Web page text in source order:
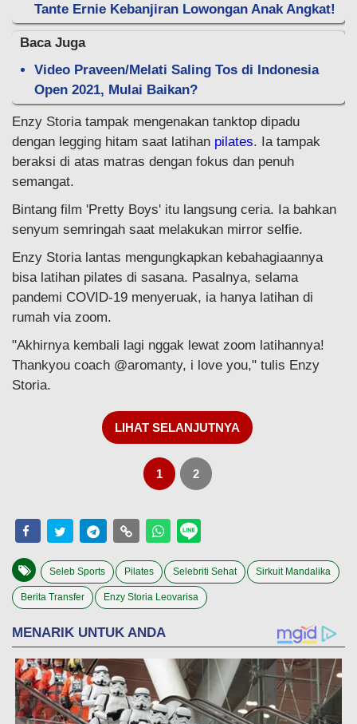
Tante Ernie Kebanjiran Lowongan Anak Angkat!
Baca Juga
Video Praveen/Melati Saling Tos di Indonesia
Open 2021, Mulai Baikan?
Enzy Storia tampak mengenakan tanktop dipadu
dengan legging hitam saat latihan pilates. Ia tampak
beraksi di atas matras dengan fokus dan penuh
semangat.
Bintang film 'Pretty Boys' itu langsung ceria. Ia bahkan
senyum semringah saat melakukan mirror selfie.
Enzy Storia lantas mengungkapkan kebahagiaannya
bisa latihan pilates di sasana. Pasalnya, selama
pandemi COVID-19 menyeruak, ia hanya latihan di
rumah via zoom.
"Akhirnya kembali lagi nggak lewat zoom latihannya!
Thankyou coach @aromanty, i love you," tulis Enzy
Storia.
LIHAT SELANJUTNYA
1 2
Seleb Sports Pilates Selebriti Sehat Sirkuit Mandalika
Berita Transfer Enzy Storia Leovarisa